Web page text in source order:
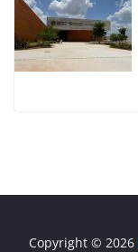
Copyright © 2026